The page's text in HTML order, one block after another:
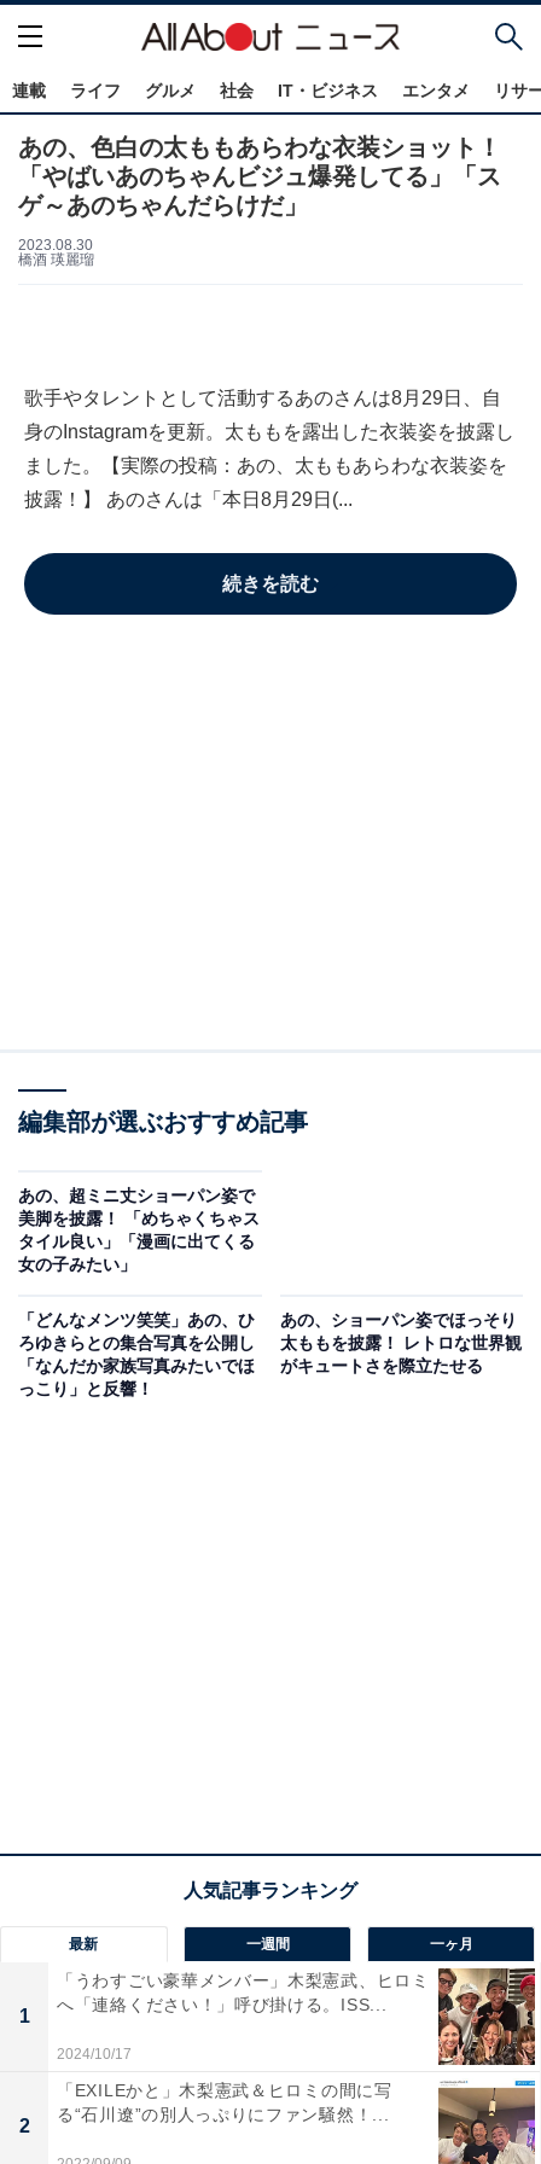
連載 ライフ グルメ 社会 IT・ビジネス エンタメ リサ
あの、色白の太ももあらわな衣装ショット！
「やばいあのちゃんビジュ爆発してる」「ス
ゲ～あのちゃんだらけだ」
2023.08.30
橋酒 瑛麗瑠
歌手やタレントとして活動するあのさんは8月29日、自
身のInstagramを更新。太ももを露出した衣装姿を披露し
ました。【実際の投稿：あの、太ももあらわな衣装姿を
披露！】 あのさんは「本日8月29日(...
続きを読む
編集部が選ぶおすすめ記事
あの、超ミニ丈ショーパン姿で
美脚を披露！ 「めちゃくちゃス
タイル良い」「漫画に出てくる
女の子みたい」
「どんなメンツ笑笑」あの、ひ
ろゆきらとの集合写真を公開し
「なんだか家族写真みたいでほ
っこり」と反響！
あの、ショーパン姿でほっそり
太ももを披露！ レトロな世界観
がキュートさを際立たせる
最新 一週間 一ヶ月
1
「うわすごい豪華メンバー」木梨憲武、ヒロミ
へ「連絡ください！」呼び掛ける。ISS...
2024/10/17
2
「EXILEかと」木梨憲武＆ヒロミの間に写
る“石川遼”の別人っぷりにファン騒然！...